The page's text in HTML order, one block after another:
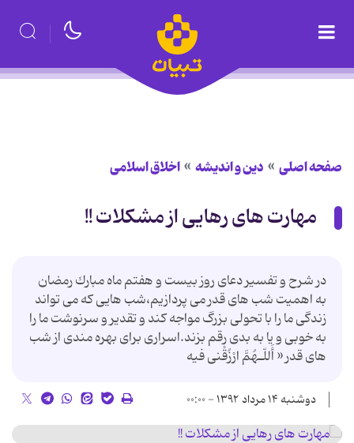
صفحه اصلی دین و اندیشه اخلاق اسلامی
مهارت های رهایی از مشکلات !!
در شرح و تفسیر دعای روز بیست و هفتم ماه مبارك رمضان
به اهمیت شب های قدر می پردازیم،شب هایی كه می تواند
زندگی ما را با تحولی بزرگ مواجه كند و تقدیر و سرنوشت ما را
به خوبی و یا به بدی رقم بزند.اسراری برای بهره مندی از شب
های قدر « أَللّـهُمَّ ارْزُقْنى فیه
دوشنبه ۱۴ مرداد ۱۳۹۲ - ۰۰:۰۰